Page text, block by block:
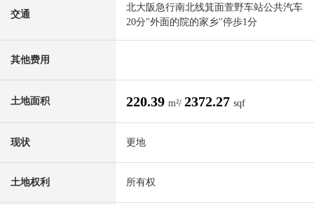
交通
北大阪急行南北线箕面萱野车站公共汽车
20分"外面的院的家乡"停歩1分
其他费用
土地面积 220.39 m²/ 2372.27 sqf
现状 更地
土地权利 所有权